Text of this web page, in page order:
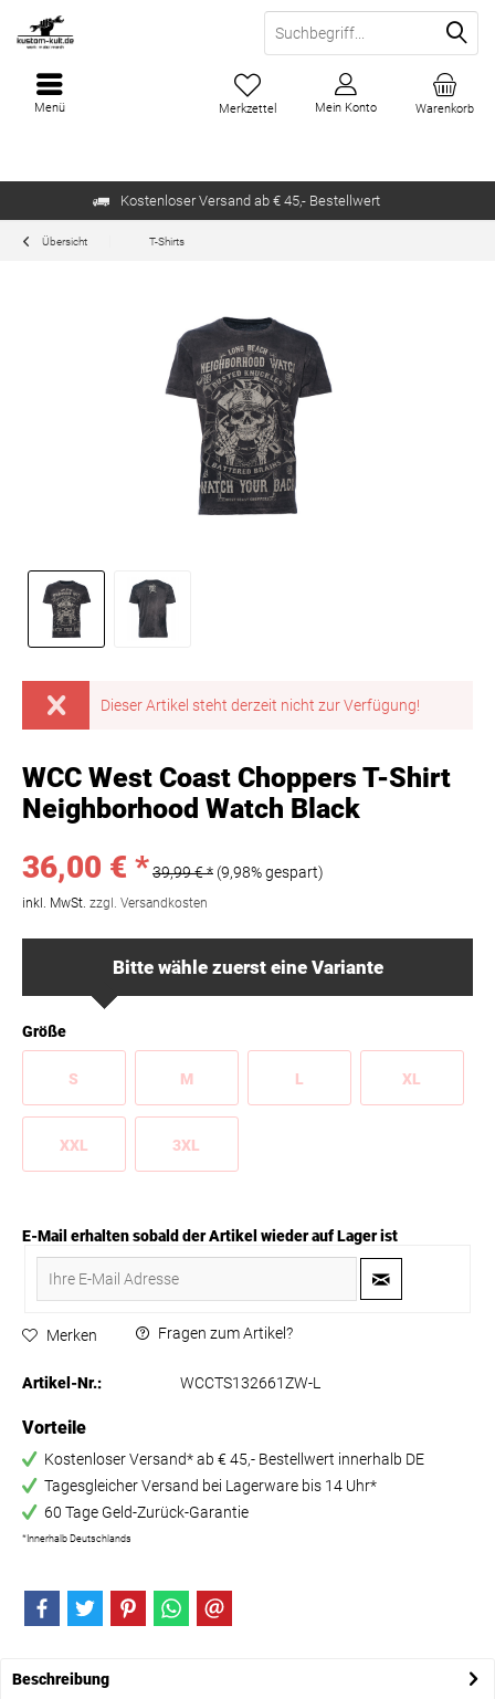
Kostenloser Versand ab € 45,- Bestellwert
Warenkorb
Merkzettel Mein Konto
Menü
Übersicht T-Shirts
Dieser Artikel steht derzeit nicht zur Verfügung!
WCC West Coast Choppers T-Shirt
Neighborhood Watch Black
36,00 € *39,99 € * (9,98% gespart)
inkl. MwSt. zzgl. Versandkosten
Bitte wähle zuerst eine Variante
Größe
S M L XL
XXL 3XL
E-Mail erhalten sobald der Artikel wieder auf Lager ist
Merken Fragen zum Artikel?
Artikel-Nr.: WCCTS132661ZW-L
Vorteile
Kostenloser Versand* ab € 45,- Bestellwert innerhalb DE
Tagesgleicher Versand bei Lagerware bis 14 Uhr*
60 Tage Geld-Zurück-Garantie
*Innerhalb Deutschlands
Beschreibung